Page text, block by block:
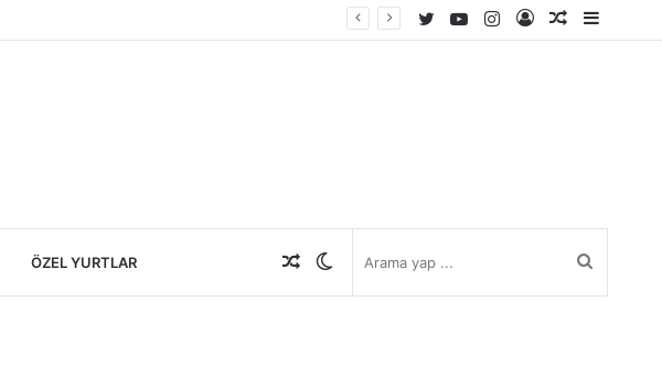
Rastgele
Kayıt
Instagram
YouTube
Twitter
ÖZEL YURTLAR Rastgele